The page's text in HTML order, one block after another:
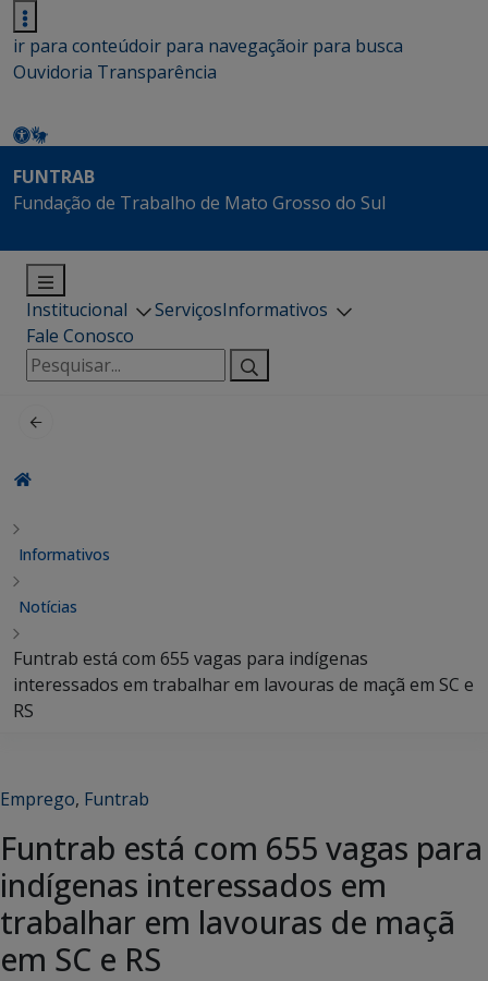
ir para conteúdoir para navegaçãoir para busca
Ouvidoria Transparência
FUNTRAB
Fundação de Trabalho de Mato Grosso do Sul
Institucional ServiçosInformativos
Fale Conosco
Pesquisar
por:
Informativos
Notícias
Funtrab está com 655 vagas para indígenas
interessados em trabalhar em lavouras de maçã em SC e
RS
Emprego, Funtrab
Funtrab está com 655 vagas para
indígenas interessados em
trabalhar em lavouras de maçã
em SC e RS